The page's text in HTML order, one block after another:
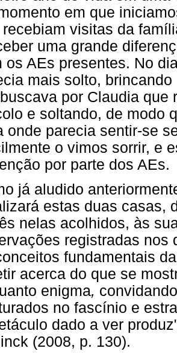
em que
recebiam visitas da
uma grande
os AEs presentes. No
mais solto,
por Claudia que
e soltando, de modo
onde parecia sentir-se
o vimos sorrir, e
por parte dos AEs.
já aludido
estas duas casas,
nelas acolhidos, às
registradas nos
fundamentais
acerca do que se
enigma,
no fascínio e
dado a ver
(2008, p. 130).